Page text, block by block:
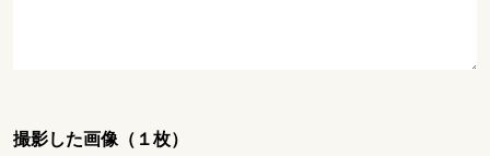
撮影した画像（１枚）